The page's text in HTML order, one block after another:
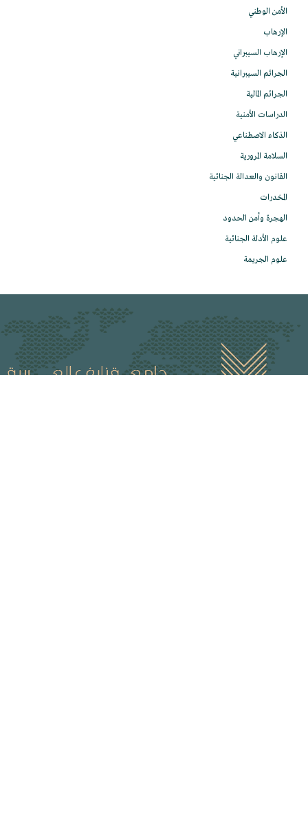
الأمن الوطني
الإرهاب
الإرهاب السيبراني
الجرائم السيبرانية
الجرائم المالية
الدراسات الأمنية
الذكاء الاصطناعي
السلامة المرورية
القانون والعدالة الجنائية
المخدرات
الهجرة وأمن الحدود
علوم الأدلة الجنائية
علوم الجريمة